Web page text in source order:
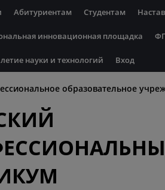
Абитуриентам Студентам
инновационная площадка
науки и технологий Вход
образовательное